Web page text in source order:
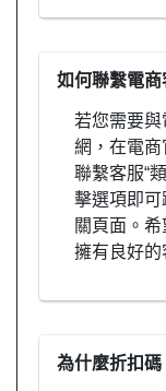
如何聯繫電商
若您需要
網，在電商
聯繫客服“
擊選項即可
關頁面。
擁有良好的
為什麼折扣碼